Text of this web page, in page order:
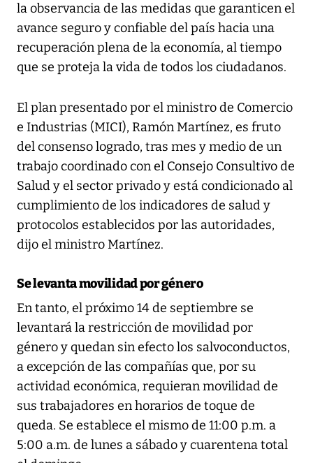
la observancia de las medidas que garanticen el
avance seguro y confiable del país hacia una
recuperación plena de la economía, al tiempo
que se proteja la vida de todos los ciudadanos.
El plan presentado por el ministro de Comercio
e Industrias (MICI), Ramón Martínez, es fruto
del consenso logrado, tras mes y medio de un
trabajo coordinado con el Consejo Consultivo de
Salud y el sector privado y está condicionado al
cumplimiento de los indicadores de salud y
protocolos establecidos por las autoridades,
dijo el ministro Martínez.
Se levanta movilidad por género
En tanto, el próximo 14 de septiembre se
levantará la restricción de movilidad por
género y quedan sin efecto los salvoconductos,
a excepción de las compañías que, por su
actividad económica, requieran movilidad de
sus trabajadores en horarios de toque de
queda. Se establece el mismo de 11:00 p.m. a
5:00 a.m. de lunes a sábado y cuarentena total